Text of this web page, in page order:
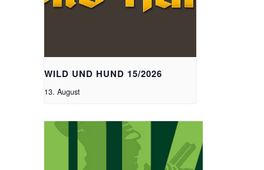
WILD UND HUND 15/2026
13. August